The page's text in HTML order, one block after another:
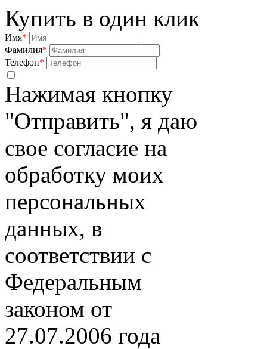
Купить в один клик
Имя*
Фамилия*
Телефон*
Нажимая кнопку
"Отправить", я даю
свое согласие на
обработку моих
персональных
данных, в
соответствии с
Федеральным
законом от
27.07.2006 года